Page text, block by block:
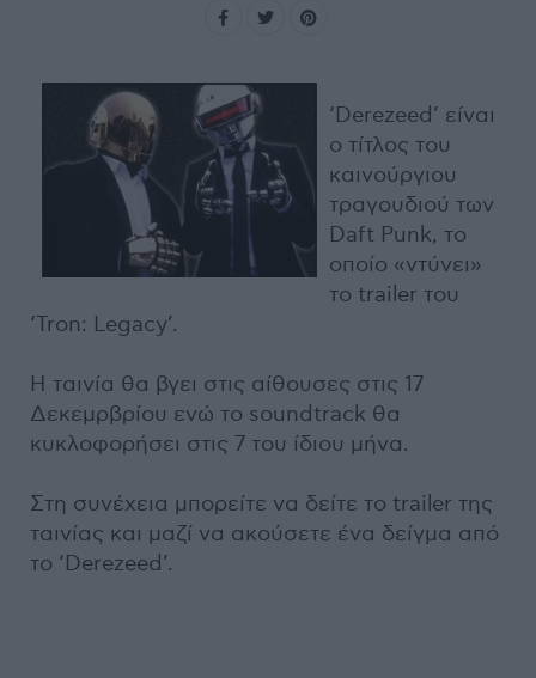
‘Derezeed’ είναι
ο τίτλος του
καινούργιου
τραγουδιού των
Daft Punk, το
οποίο «ντύνει»
το trailer του
‘Tron: Legacy’.
Η ταινία θα βγει στις αίθουσες στις 17
Δεκεμρβρίου ενώ το soundtrack θα
κυκλοφορήσει στις 7 του ίδιου μήνα.
Στη συνέχεια μπορείτε να δείτε το trailer της
ταινίας και μαζί να ακούσετε ένα δείγμα από
το ‘Derezeed’.